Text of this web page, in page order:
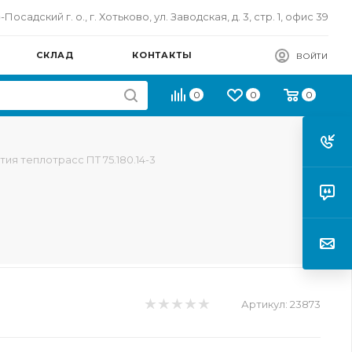
г. о., г. Хотьково, ул. Заводская, д. 3, стр. 1, офис 39
СКЛАД КОНТАКТЫ ВОЙТИ
0 0 0
теплотрасс ПТ 75.180.14-3
Артикул: 23873